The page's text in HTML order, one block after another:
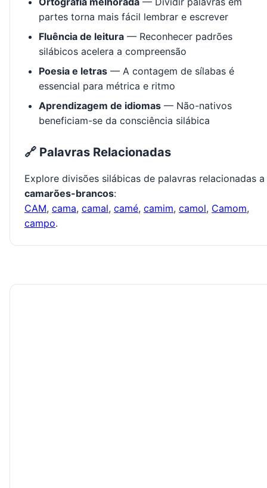
partes torna mais fácil lembrar e escrever
Fluência de leitura — Reconhecer padrões
silábicos acelera a compreensão
Poesia e letras — A contagem de sílabas é
essencial para métrica e ritmo
Aprendizagem de idiomas — Não-nativos
beneficiam-se da consciência silábica
🔗 Palavras Relacionadas
Explore divisões silábicas de palavras relacionadas a
camarões-brancos:
CAM, cama, camal, camé, camim, camol, Camom,
campo.